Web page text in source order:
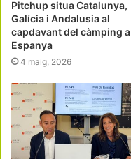
Pitchup situa Catalunya,
Galícia i Andalusia al
capdavant del càmping a
Espanya
4 maig, 2026